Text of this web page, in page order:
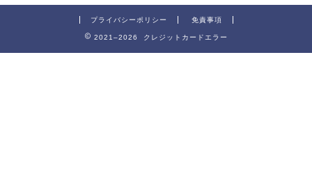
プライバシーポリシー 免責事項
2021–2026 クレジットカードエラー